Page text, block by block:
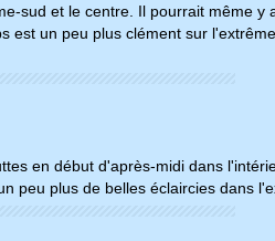
sud et le centre. Il pourrait même y
est un peu plus clément sur
en début d'après-midi dans
peu plus de belles éclaircies dans